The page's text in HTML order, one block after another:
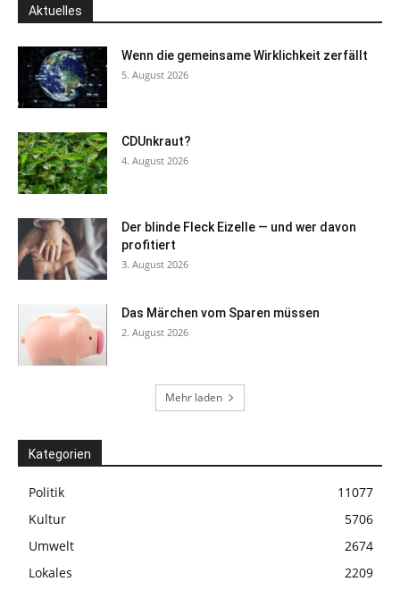
Aktuelles
Wenn die gemeinsame Wirklichkeit zerfällt
5. August 2026
CDUnkraut?
4. August 2026
Der blinde Fleck Eizelle — und wer davon
profitiert
3. August 2026
Das Märchen vom Sparen müssen
2. August 2026
Mehr laden
Kategorien
Politik
11077
Kultur
5706
Umwelt
2674
Lokales
2209